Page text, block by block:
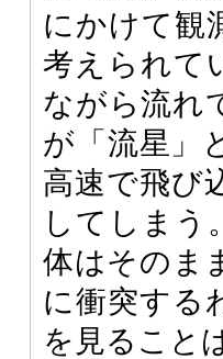
にかけて観
考えられて
ながら流れ
が「流星」
高速で飛び
してしまう
体はそのま
に衝突する
を見ること